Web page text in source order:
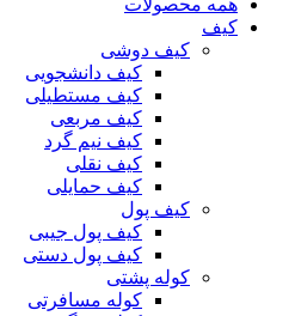
همه محصولات
کیف
کیف دوشی
کیف دانشجویی
کیف مستطیلی
کیف مربعی
کیف نیم گرد
کیف نقلی
کیف حمایلی
کیف پول
کیف پول جیبی
کیف پول دستی
کوله پشتی
کوله مسافرتی